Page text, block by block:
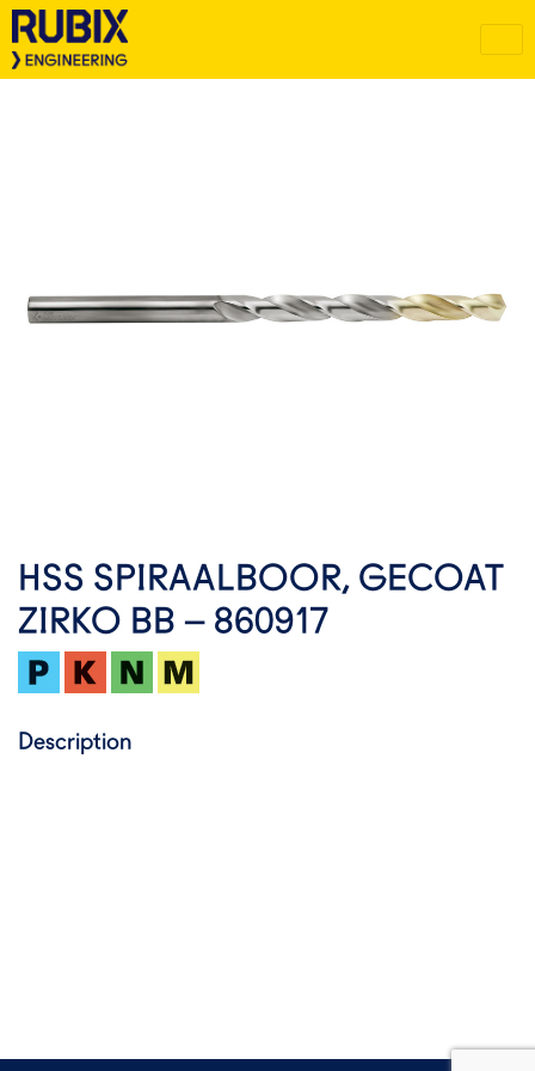
HSS SPIRAALBOOR, GECOAT
ZIRKO BB – 860917
Description